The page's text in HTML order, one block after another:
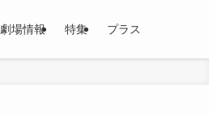
劇場情報 特集 プラス